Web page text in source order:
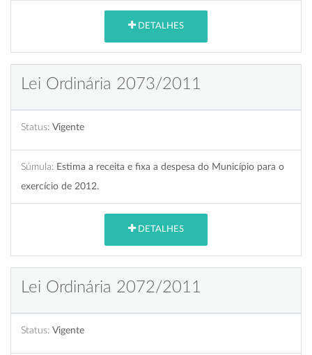
DETALHES
Lei Ordinária 2073/2011
Status: Vigente
Súmula: Estima a receita e fixa a despesa do Município para o
exercício de 2012.
DETALHES
Lei Ordinária 2072/2011
Status: Vigente